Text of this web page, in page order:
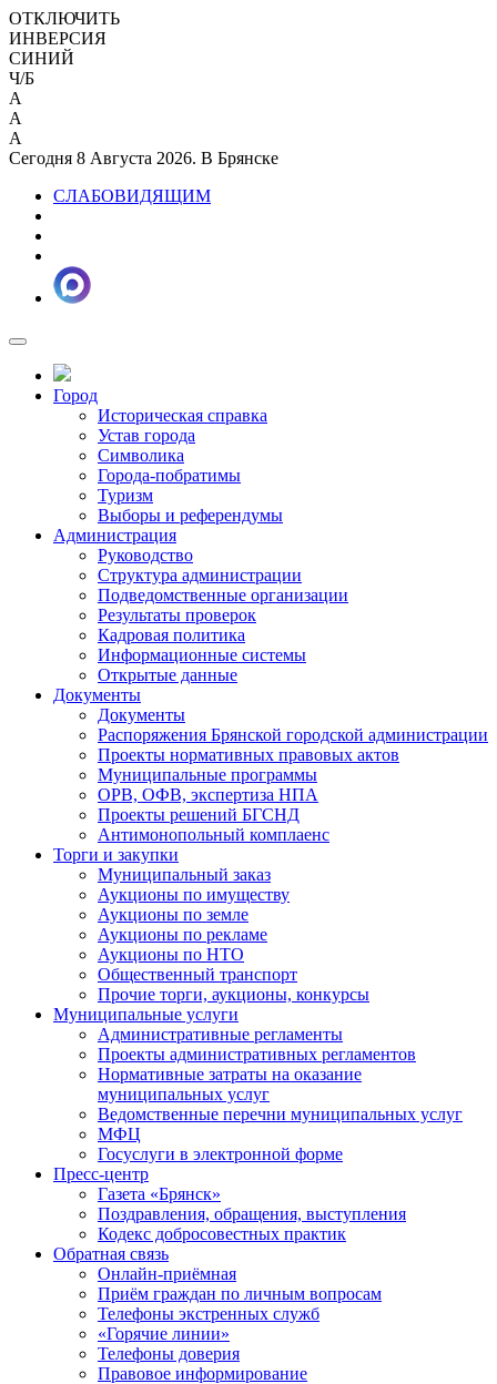
ОТКЛЮЧИТЬ
ИНВЕРСИЯ
СИНИЙ
Ч/Б
A
A
A
Сегодня 8 Августа 2026. В Брянске
СЛАБОВИДЯЩИМ
Город
Историческая справка
Устав города
Символика
Города-побратимы
Туризм
Выборы и референдумы
Администрация
Руководство
Структура администрации
Подведомственные организации
Результаты проверок
Кадровая политика
Информационные системы
Открытые данные
Документы
Документы
Распоряжения Брянской городской администрации
Проекты нормативных правовых актов
Муниципальные программы
ОРВ, ОФВ, экспертиза НПА
Проекты решений БГСНД
Антимонопольный комплаенс
Торги и закупки
Муниципальный заказ
Аукционы по имуществу
Аукционы по земле
Аукционы по рекламе
Аукционы по НТО
Общественный транспорт
Прочие торги, аукционы, конкурсы
Муниципальные услуги
Административные регламенты
Проекты административных регламентов
Нормативные затраты на оказание
муниципальных услуг
Ведомственные перечни муниципальных услуг
МФЦ
Госуслуги в электронной форме
Пресс-центр
Газета «Брянск»
Поздравления, обращения, выступления
Кодекс добросовестных практик
Обратная связь
Онлайн-приёмная
Приём граждан по личным вопросам
Телефоны экстренных служб
«Горячие линии»
Телефоны доверия
Правовое информирование